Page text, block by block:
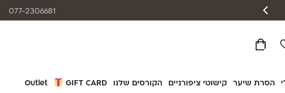
הסרת שיער קישוטי ציפורניים הקורסים שלנו GIFT CARD
Outlet
077-2306681